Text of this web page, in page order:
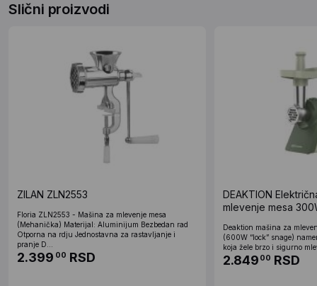
Slični proizvodi
ZILAN ZLN2553
Floria ZLN2553 - Mašina za mlevenje mesa
(Mehanička) Materijal: Aluminijum Bezbedan rad
Otporna na rdju Jednostavna za rastavljanje i
pranje D...
2.399 00 RSD
DEAKTION
mlevenje mesa
Deaktion mašina za
(600W “lock” snage)
koja žele brzo i sigurno
2.849 00 RSD